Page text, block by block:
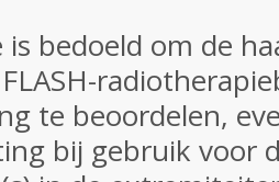
is bedoeld om de
te beoordelen,
bij gebruik voor